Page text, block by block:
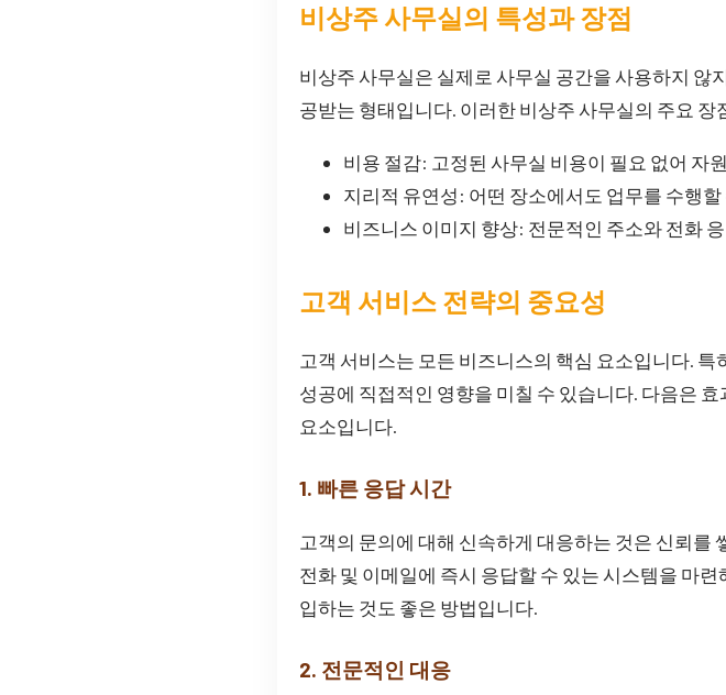
비상주 사무실의 특성과 장점
비상주 사무실은 실제로 사무실 공간을 사용하지 않
공받는 형태입니다. 이러한 비상주 사무실의 주요 장
비용 절감: 고정된 사무실 비용이 필요 없어 자
지리적 유연성: 어떤 장소에서도 업무를 수행
비즈니스 이미지 향상: 전문적인 주소와 전화
고객 서비스 전략의 중요성
고객 서비스는 모든 비즈니스의 핵심 요소입니다.
성공에 직접적인 영향을 미칠 수 있습니다. 다음은
요소입니다.
1. 빠른 응답 시간
고객의 문의에 대해 신속하게 대응하는 것은 신뢰를
전화 및 이메일에 즉시 응답할 수 있는 시스템을 마
입하는 것도 좋은 방법입니다.
2. 전문적인 대응